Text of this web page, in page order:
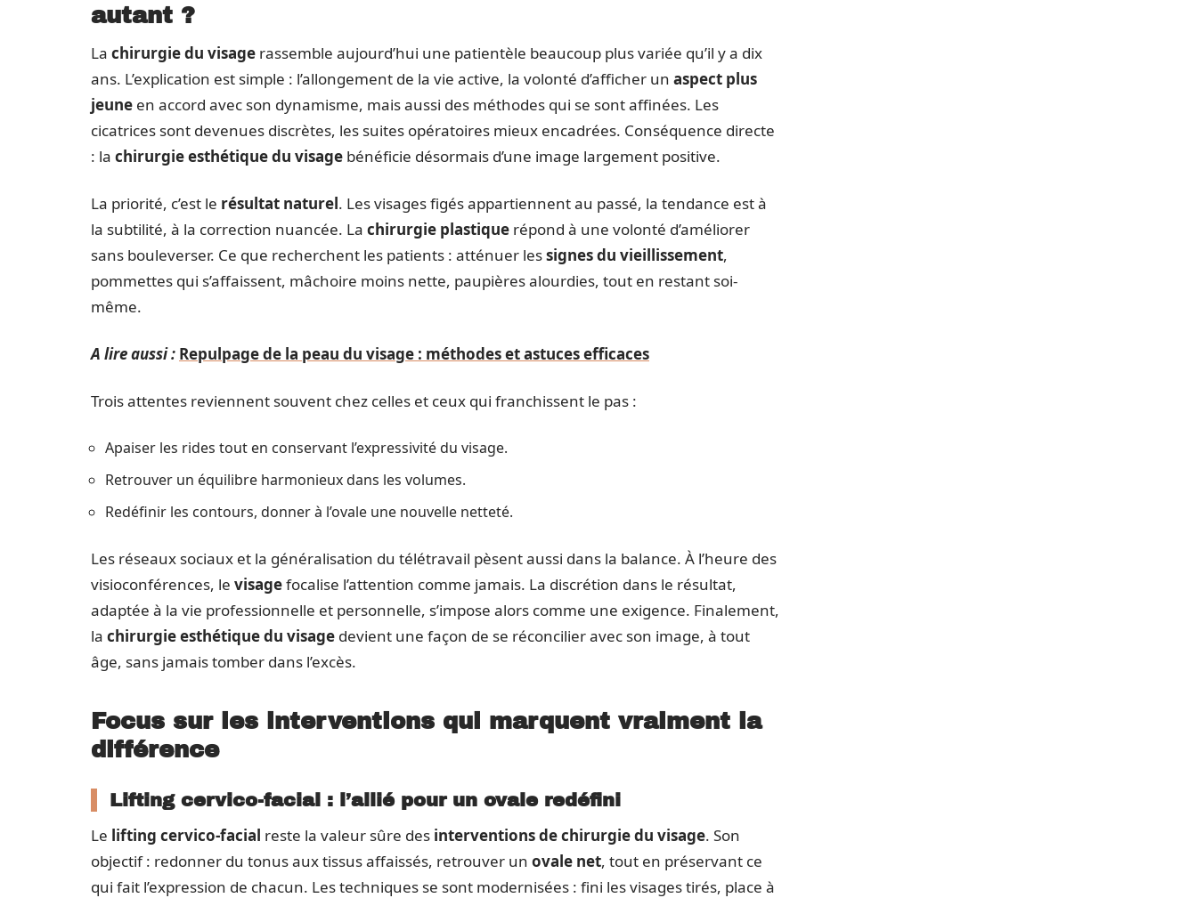
autant ?
La chirurgie du visage rassemble aujourd’hui une patientèle beaucoup plus variée qu’il y a dix
ans. L’explication est simple : l’allongement de la vie active, la volonté d’afficher un aspect plus
jeune en accord avec son dynamisme, mais aussi des méthodes qui se sont affinées. Les
cicatrices sont devenues discrètes, les suites opératoires mieux encadrées. Conséquence directe
: la chirurgie esthétique du visage bénéficie désormais d’une image largement positive.
La priorité, c’est le résultat naturel. Les visages figés appartiennent au passé, la tendance est à
la subtilité, à la correction nuancée. La chirurgie plastique répond à une volonté d’améliorer
sans bouleverser. Ce que recherchent les patients : atténuer lessignes du vieillissement,
pommettes qui s’affaissent, mâchoire moins nette, paupières alourdies, tout en restant soi-
même.
A lire aussi : Repulpage de la peau du visage : méthodes et astuces efficaces
Trois attentes reviennent souvent chez celles et ceux qui franchissent le pas :
Apaiser les rides tout en conservant l’expressivité du visage.
Retrouver un équilibre harmonieux dans les volumes.
Redéfinir les contours, donner à l’ovale une nouvelle netteté.
Les réseaux sociaux et la généralisation du télétravail pèsent aussi dans la balance. À l’heure des
visioconférences, le visagefocalise l’attention comme jamais. La discrétion dans le résultat,
adaptée à la vie professionnelle et personnelle, s’impose alors comme une exigence. Finalement,
la chirurgie esthétique du visage devient une façon de se réconcilier avec son image, à tout
âge, sans jamais tomber dans l’excès.
Focus sur les interventions qui marquent vraiment la
différence
Lifting cervico-facial : l’allié pour un ovale redéfini
Le lifting cervico-facial reste la valeur sûre des interventions de chirurgie du visage. Son
objectif : redonner du tonus aux tissus affaissés, retrouver un ovale net, tout en préservant ce
qui fait l’expression de chacun. Les techniques se sont modernisées : fini les visages tirés, place à